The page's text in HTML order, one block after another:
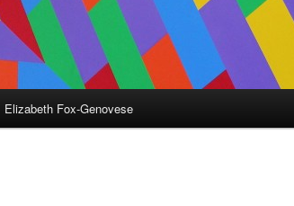
Elizabeth Fox-Genovese